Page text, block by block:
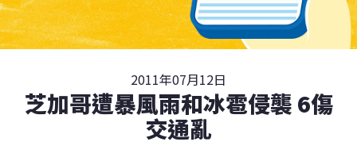
2011年07月12日
芝加哥遭暴風雨和冰雹侵襲 6傷
交通亂